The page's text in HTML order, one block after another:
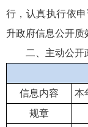
行，认真执行依
升政府信息公开质
二、主动公开
信息内容
本
规章